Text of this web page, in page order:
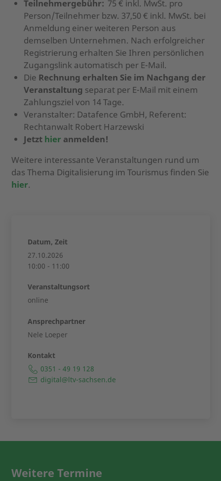
Teilnehmergebühr: 75 € inkl. MwSt. pro
Person/Teilnehmer bzw. 37,50 € inkl. MwSt. bei
Anmeldung einer weiteren Person aus
demselben Unternehmen. Nach erfolgreicher
Registrierung erhalten Sie Ihren persönlichen
Zugangslink automatisch per E-Mail.
Die Rechnung erhalten Sie im Nachgang der
Veranstaltung separat per E-Mail mit einem
Zahlungsziel von 14 Tage.
Veranstalter: Datafence GmbH, Referent:
Rechtanwalt Robert Harzewski
Jetzt hier anmelden!
Weitere interessante Veranstaltungen rund um
das Thema Digitalisierung im Tourismus finden Sie
hier.
Datum, Zeit
27.10.2026
10:00 - 11:00
Veranstaltungsort
online
Ansprechpartner
Nele Loeper
Kontakt
0351 - 49 19 128
digital@ltv-sachsen.de
Weitere Termine